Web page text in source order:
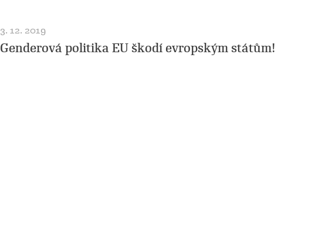
3. 12. 2019
Genderová politika EU škodí evropským státům!